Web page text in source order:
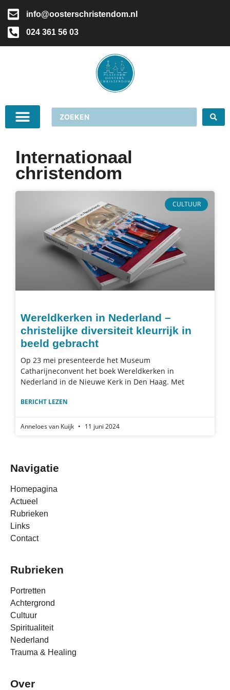
info@oosterschristendom.nl
024 361 56 03
Internationaal
christendom
CULTUUR
Wereldkerken in Nederland –
christelijke diversiteit kleurrijk in
beeld gebracht
Op 23 mei presenteerde het Museum
Catharijneconvent het boek Wereldkerken in
Nederland in de Nieuwe Kerk in Den Haag. Met
BERICHT LEZEN
Anneloes van Kuijk 11 juni 2024
Navigatie
Homepagina
Actueel
Rubrieken
Links
Contact
Rubrieken
Portretten
Achtergrond
Cultuur
Spiritualiteit
Nederland
Trauma & Healing
Over